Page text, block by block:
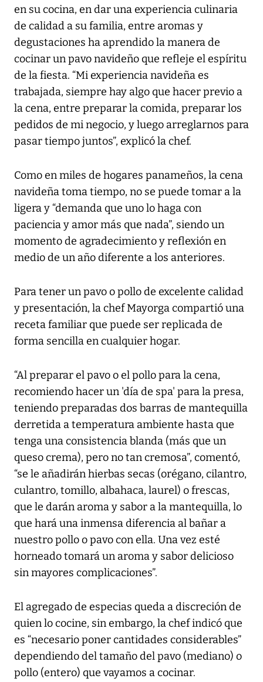
en su cocina, en dar una experiencia culinaria
de calidad a su familia, entre aromas y
degustaciones ha aprendido la manera de
cocinar un pavo navideño que refleje el espíritu
de la fiesta. “Mi experiencia navideña es
trabajada, siempre hay algo que hacer previo a
la cena, entre preparar la comida, preparar los
pedidos de mi negocio, y luego arreglarnos para
pasar tiempo juntos”, explicó la chef.
Como en miles de hogares panameños, la cena
navideña toma tiempo, no se puede tomar a la
ligera y “demanda que uno lo haga con
paciencia y amor más que nada”, siendo un
momento de agradecimiento y reflexión en
medio de un año diferente a los anteriores.
Para tener un pavo o pollo de excelente calidad
y presentación, la chef Mayorga compartió una
receta familiar que puede ser replicada de
forma sencilla en cualquier hogar.
“Al preparar el pavo o el pollo para la cena,
recomiendo hacer un 'día de spa' para la presa,
teniendo preparadas dos barras de mantequilla
derretida a temperatura ambiente hasta que
tenga una consistencia blanda (más que un
queso crema), pero no tan cremosa”, comentó,
“se le añadirán hierbas secas (orégano, cilantro,
culantro, tomillo, albahaca, laurel) o frescas,
que le darán aroma y sabor a la mantequilla, lo
que hará una inmensa diferencia al bañar a
nuestro pollo o pavo con ella. Una vez esté
horneado tomará un aroma y sabor delicioso
sin mayores complicaciones”.
El agregado de especias queda a discreción de
quien lo cocine, sin embargo, la chef indicó que
es “necesario poner cantidades considerables”
dependiendo del tamaño del pavo (mediano) o
pollo (entero) que vayamos a cocinar.